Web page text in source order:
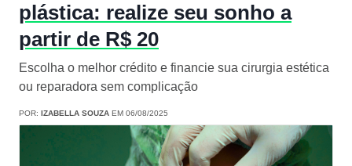
plástica: realize seu sonho a
partir de R$ 20
Escolha o melhor crédito e financie sua cirurgia estética
ou reparadora sem complicação
POR: IZABELLA SOUZA EM 06/08/2025